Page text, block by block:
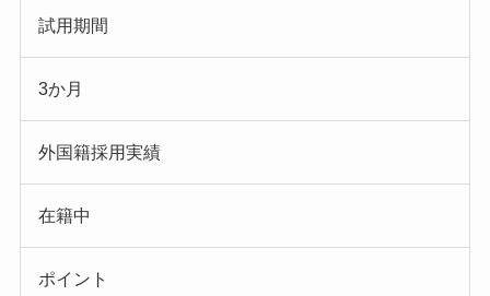
試用期間
3か月
外国籍採用実績
在籍中
ポイント